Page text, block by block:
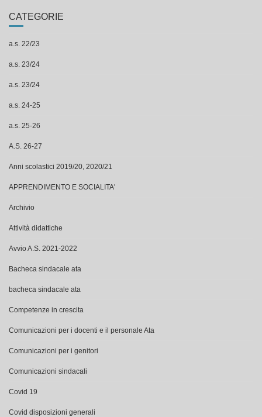
CATEGORIE
a.s. 22/23
a.s. 23/24
a.s. 23/24
a.s. 24-25
a.s. 25-26
A.S. 26-27
Anni scolastici 2019/20, 2020/21
APPRENDIMENTO E SOCIALITA'
Archivio
Attività didattiche
Avvio A.S. 2021-2022
Bacheca sindacale ata
bacheca sindacale ata
Competenze in crescita
Comunicazioni per i docenti e il personale Ata
Comunicazioni per i genitori
Comunicazioni sindacali
Covid 19
Covid disposizioni generali